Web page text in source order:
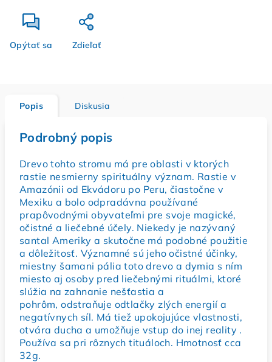
Opýtať sa Zdieľať
Popis Diskusia
Podrobný popis
Drevo tohto stromu má pre oblasti v ktorých
rastie nesmierny spirituálny význam. Rastie v
Amazónii od Ekvádoru po Peru, čiastočne v
Mexiku a bolo odpradávna používané
prapôvodnými obyvateľmi pre svoje magické,
očistné a liečebné účely. Niekedy je nazývaný
santal Ameriky a skutočne má podobné použitie
a dôležitosť. Významné sú jeho očistné účinky,
miestny šamani pália toto drevo a dymia s ním
miesto aj osoby pred liečebnými rituálmi, ktoré
slúžia na zahnanie nešťastia a
pohrôm, odstraňuje odtlačky zlých energií a
negatívnych síl. Má tiež upokojujúce vlastnosti,
otvára ducha a umožňuje vstup do inej reality .
Používa sa pri rôznych tituáloch. Hmotnosť cca
32g.